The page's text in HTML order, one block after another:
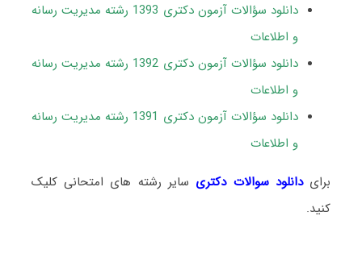
دانلود سؤالات آزمون دکتری 1393 رشته مدیریت رسانه
و اطلاعات
دانلود سؤالات آزمون دکتری 1392 رشته مدیریت رسانه
و اطلاعات
دانلود سؤالات آزمون دکتری 1391 رشته مدیریت رسانه
و اطلاعات
برایدانلود سوالات دکتری سایر رشته های امتحانی کلیک
کنید.